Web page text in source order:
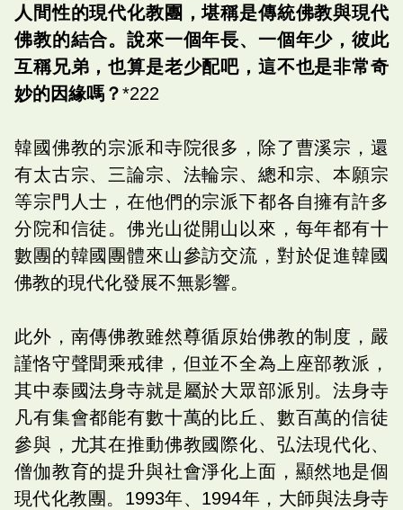
人間性的現代化教團，堪稱是傳統佛教與現代
佛教的結合。說來一個年長、一個年少，彼此
互稱兄弟，也算是老少配吧，這不也是非常奇
妙的因緣嗎？*222
韓國佛教的宗派和寺院很多，除了曹溪宗，還
有太古宗、三論宗、法輪宗、總和宗、本願宗
等宗門人士，在他們的宗派下都各自擁有許多
分院和信徒。佛光山從開山以來，每年都有十
數團的韓國團體來山參訪交流，對於促進韓國
佛教的現代化發展不無影響。
此外，南傳佛教雖然尊循原始佛教的制度，嚴
謹恪守聲聞乘戒律，但並不全為上座部教派，
其中泰國法身寺就是屬於大眾部派別。法身寺
凡有集會都能有數十萬的比丘、數百萬的信徒
參與，尤其在推動佛教國際化、弘法現代化、
僧伽教育的提升與社會淨化上面，顯然地是個
現代化教團。1993年、1994年，大師與法身寺